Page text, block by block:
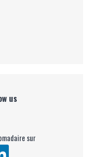
us
sur